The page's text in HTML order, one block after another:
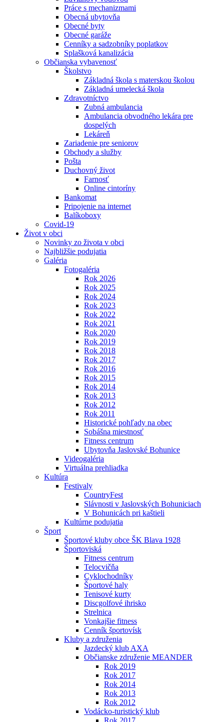
Práce s mechanizmami
Obecná ubytovňa
Obecné byty
Obecné garáže
Cenníky a sadzobníky poplatkov
Splašková kanalizácia
Občianska vybavenosť
Školstvo
Základná škola s materskou školou
Základná umelecká škola
Zdravotníctvo
Zubná ambulancia
Ambulancia obvodného lekára pre
dospelých
Lekáreň
Zariadenie pre seniorov
Obchody a služby
Pošta
Duchovný život
Farnosť
Online cintoríny
Bankomat
Pripojenie na internet
Balíkoboxy
Covid-19
Život v obci
Novinky zo života v obci
Najbližšie podujatia
Galéria
Fotogaléria
Rok 2026
Rok 2025
Rok 2024
Rok 2023
Rok 2022
Rok 2021
Rok 2020
Rok 2019
Rok 2018
Rok 2017
Rok 2016
Rok 2015
Rok 2014
Rok 2013
Rok 2012
Rok 2011
Historické pohľady na obec
Sobášna miestnosť
Fitness centrum
Ubytovňa Jaslovské Bohunice
Videogaléria
Virtuálna prehliadka
Kultúra
Festivaly
CountryFest
Slávnosti v Jaslovských Bohuniciach
V Bohunicách pri kaštieli
Kultúrne podujatia
Šport
Športové kluby obce ŠK Blava 1928
Športoviská
Fitness centrum
Telocvičňa
Cyklochodníky
Športové haly
Tenisové kurty
Discgolfové ihrisko
Strelnica
Vonkajšie fitness
Cenník športovísk
Kluby a združenia
Jazdecký klub AXA
Občianske združenie MEANDER
Rok 2019
Rok 2017
Rok 2014
Rok 2013
Rok 2012
Vodácko-turistický klub
Rok 2017